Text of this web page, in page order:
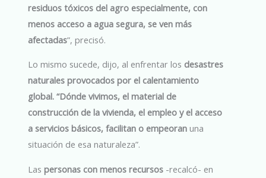
residuos tóxicos del agro especialmente, con
menos acceso a agua segura, se ven más
afectadas”, precisó.
Lo mismo sucede, dijo, al enfrentar los desastres
naturales provocados por el calentamiento
global. “Dónde vivimos, el material de
construcción de la vivienda, el empleo y el acceso
a servicios básicos, facilitan o empeoran una
situación de esa naturaleza”.
Las personas con menos recursos -recalcó- en